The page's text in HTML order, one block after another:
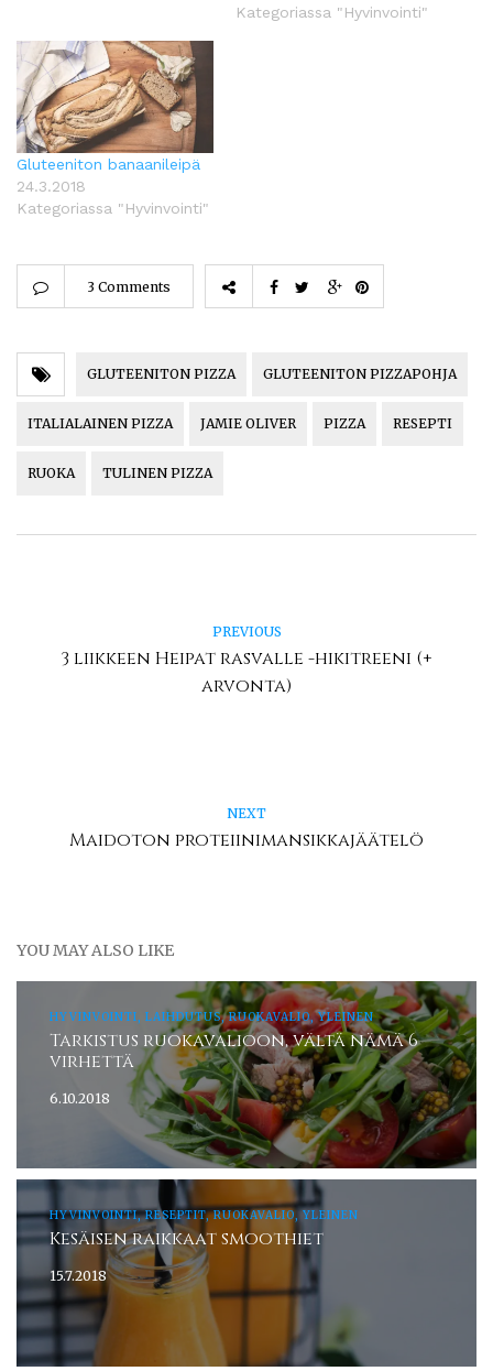
Kategoriassa "Hyvinvointi"
Gluteeniton banaanileipä
24.3.2018
Kategoriassa "Hyvinvointi"
3 Comments
GLUTEENITON PIZZA GLUTEENITON PIZZAPOHJA
ITALIALAINEN PIZZA JAMIE OLIVER PIZZA RESEPTI
RUOKA TULINEN PIZZA
PREVIOUS
3 liikkeen Heipat rasvalle -hikitreeni (+
arvonta)
NEXT
Maidoton proteiinimansikkajäätelö
YOU MAY ALSO LIKE
HYVINVOINTI, LAIHDUTUS, RUOKAVALIO, YLEINEN
Tarkistus ruokavalioon, vältä nämä 6
virhettä
6.10.2018
HYVINVOINTI, RESEPTIT, RUOKAVALIO, YLEINEN
Kesäisen raikkaat smoothiet
15.7.2018